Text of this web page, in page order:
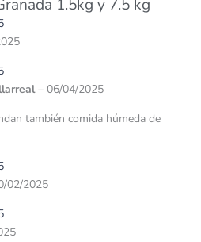
1.5kg y 7.5 kg
– 06/04/2025
también comida húmeda de
02/2025